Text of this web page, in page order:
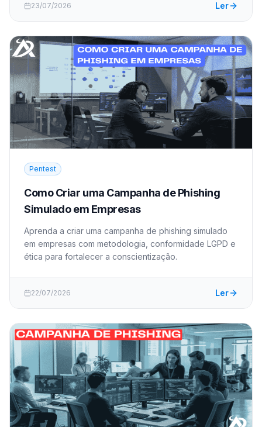
23/07/2026 Ler
Pentest
Como Criar uma Campanha de Phishing
Simulado em Empresas
Aprenda a criar uma campanha de phishing simulado
em empresas com metodologia, conformidade LGPD e
ética para fortalecer a conscientização.
22/07/2026 Ler